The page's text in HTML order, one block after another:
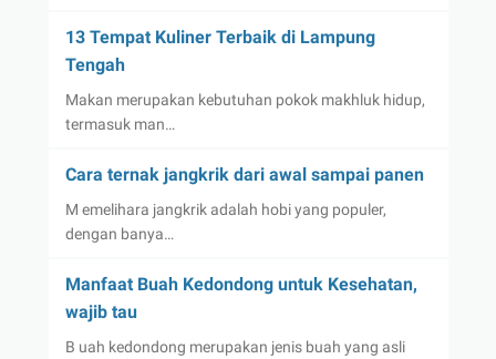
13 Tempat Kuliner Terbaik di Lampung
Tengah
Makan merupakan kebutuhan pokok makhluk hidup,
termasuk man…
Cara ternak jangkrik dari awal sampai panen
M emelihara jangkrik adalah hobi yang populer,
dengan banya…
Manfaat Buah Kedondong untuk Kesehatan,
wajib tau
B uah kedondong merupakan jenis buah yang asli